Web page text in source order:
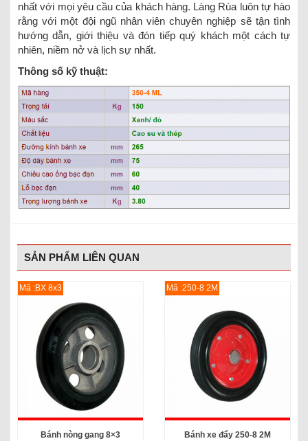
nhất với mọi yêu cầu của khách hàng. Làng Rùa luôn tự hào
rằng với một đội ngũ nhân viên chuyên nghiệp sẽ tận tình
hướng dẫn, giới thiệu và đón tiếp quý khách một cách tự
nhiên, niềm nở và lịch sự nhất.
Thông số kỹ thuật:
SẢN PHẨM LIÊN QUAN
Mã :BX 8x3
Bánh nòng gang 8×3
Mã :250-8 2M
Bánh xe đẩy 250-8 2M